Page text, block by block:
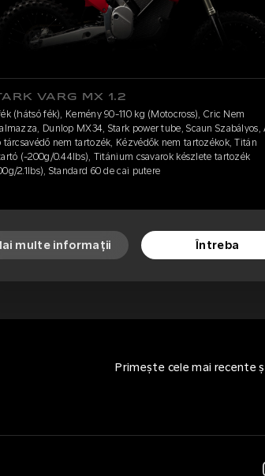
VARG MX 1.2
(hátsó fék), Kemény 90-110 kg (Motocross), Cric Nem
Dunlop MX34, Stark power tube, Scaun Szabályos,
tárcsavédő nem tartozék, Kézvédők nem tartozékok, Titán
(-200g/0.44lbs), Titánium csavarok készlete tartozék
2.1lbs), Standard 60 de cai putere
multe informații Întreba
Primește cele mai recente